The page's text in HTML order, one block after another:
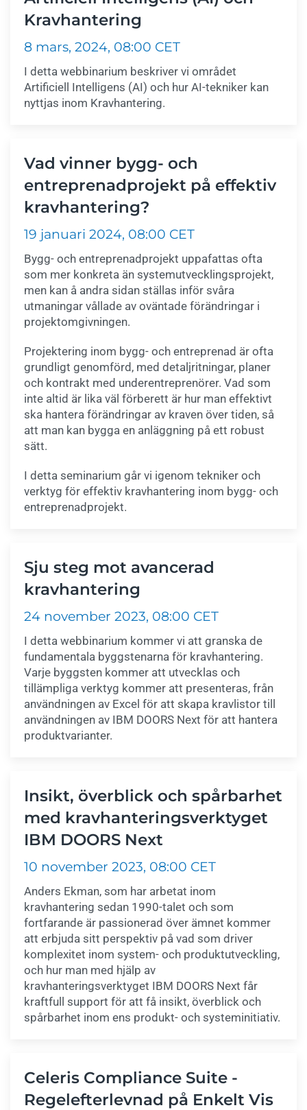
Kravhantering
8 mars, 2024, 08:00 CET
I detta webbinarium beskriver vi området
Artificiell Intelligens (AI) och hur AI-tekniker kan
nyttjas inom Kravhantering.
Vad vinner bygg- och
entreprenadprojekt på effektiv
kravhantering?
19 januari 2024, 08:00 CET
Bygg- och entreprenadprojekt uppafattas ofta
som mer konkreta än systemutvecklingsprojekt,
men kan å andra sidan ställas inför svåra
utmaningar vållade av oväntade förändringar i
projektomgivningen.
Projektering inom bygg- och entreprenad är ofta
grundligt genomförd, med detaljritningar, planer
och kontrakt med underentreprenörer. Vad som
inte altid är lika väl förberett är hur man effektivt
ska hantera förändringar av kraven över tiden, så
att man kan bygga en anläggning på ett robust
sätt.
I detta seminarium går vi igenom tekniker och
verktyg för effektiv kravhantering inom bygg- och
entreprenadprojekt.
Sju steg mot avancerad
kravhantering
24 november 2023, 08:00 CET
I detta webbinarium kommer vi att granska de
fundamentala byggstenarna för kravhantering.
Varje byggsten kommer att utvecklas och
tillämpliga verktyg kommer att presenteras, från
användningen av Excel för att skapa kravlistor till
användningen av IBM DOORS Next för att hantera
produktvarianter.
Insikt, överblick och spårbarhet
med kravhanteringsverktyget
IBM DOORS Next
10 november 2023, 08:00 CET
Anders Ekman, som har arbetat inom
kravhantering sedan 1990-talet och som
fortfarande är passionerad över ämnet kommer
att erbjuda sitt perspektiv på vad som driver
komplexitet inom system- och produktutveckling,
och hur man med hjälp av
kravhanteringsverktyget IBM DOORS Next får
kraftfull support för att få insikt, överblick och
spårbarhet inom ens produkt- och systeminitiativ.
Celeris Compliance Suite -
Regelefterlevnad på Enkelt Vis